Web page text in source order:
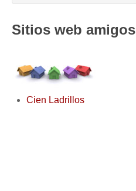
Sitios web amigos
Cien Ladrillos